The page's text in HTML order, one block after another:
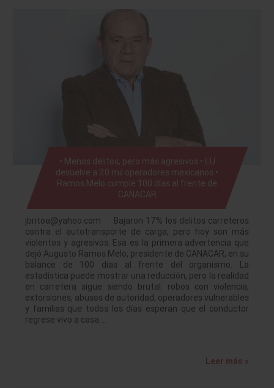
• Menos delitos, pero más agresivos • EU
devuelve a 20 mil operadores mexicanos •
Ramos Melo cumple 100 días al frente de
CANACAR
jbritoa@yahoo.com Bajaron 17% los delitos carreteros
contra el autotransporte de carga, pero hoy son más
violentos y agresivos. Esa es la primera advertencia que
dejó Augusto Ramos Melo, presidente de CANACAR, en su
balance de 100 días al frente del organismo. La
estadística puede mostrar una reducción, pero la realidad
en carretera sigue siendo brutal: robos con violencia,
extorsiones, abusos de autoridad, operadores vulnerables
y familias que todos los días esperan que el conductor
regrese vivo a casa.…
Leer más »